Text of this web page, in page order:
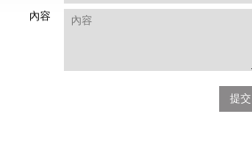
內容
提交